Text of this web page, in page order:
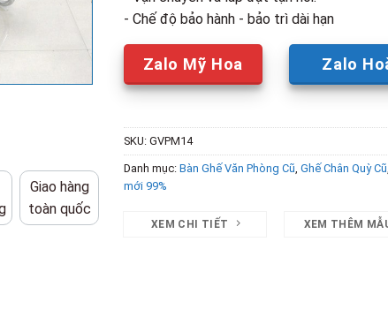
Giao hàng
toàn quốc
- Chế độ bảo hành - bảo trì dài hạn
Zalo Mỹ Hoa Zalo
SKU: GVPM14
Danh mục: Bàn Ghế Văn Phòng Cũ Ghế Chân Quỳ Cũ
mới 99%
XEM CHI TIẾT XEM THÊM